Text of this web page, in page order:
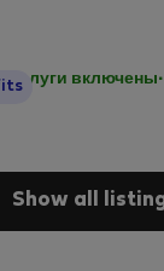
услуги включены·
Show all